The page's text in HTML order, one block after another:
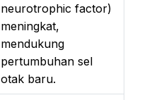
neurotrophic factor)
meningkat,
mendukung
pertumbuhan sel
otak baru.